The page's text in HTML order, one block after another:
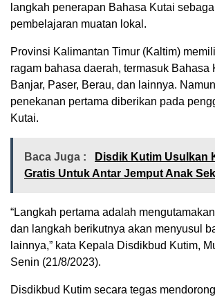
langkah penerapan Bahasa Kutai
pembelajaran muatan lokal.
Provinsi Kalimantan Timur (Kaltim)
ragam bahasa daerah, termasuk Bahasa
Banjar, Paser, Berau, dan lainnya.
penekanan pertama diberikan pada
Kutai.
Baca Juga :
Disdik Kutim Usulkan
Gratis Untuk Antar Jemput Anak
“Langkah pertama adalah
dan langkah berikutnya akan menyusul
lainnya,” kata Kepala Disdikbud Kutim,
Senin (21/8/2023).
Disdikbud Kutim secara tegas